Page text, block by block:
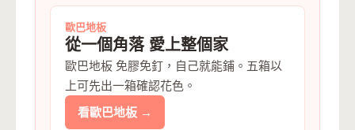
歐巴地板
從一個角落 愛上整個家
歐巴地板 免膠免釘，自己就能鋪。五箱以
上可先出一箱確認花色。
看歐巴地板 →